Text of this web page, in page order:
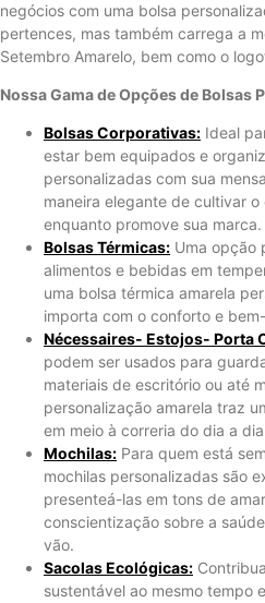
negócios com uma bolsa
pertences, mas também carrega a
Setembro Amarelo, bem como o
Nossa Gama de Opções de Bolsas
Bolsas Corporativas: Ideal
estar bem equipados e
personalizadas com sua
maneira elegante de cultivar
enquanto promove sua marca.
Bolsas Térmicas: Uma opção
alimentos e bebidas em
uma bolsa térmica amarela
importa com o conforto e
Nécessaires- Estojos- Porta
podem ser usados ​​para
materiais de escritório ou até
personalização amarela traz
em meio à correria do dia a
Mochilas: Para quem está
mochilas personalizadas são
presenteá-las em tons de
conscientização sobre a
vão.
Sacolas Ecológicas:
sustentável ao mesmo tempo